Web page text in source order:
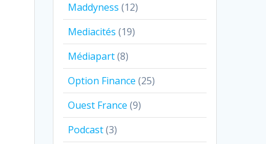
Maddyness (12)
Mediacités (19)
Médiapart(8)
Option Finance (25)
Ouest France (9)
Podcast(3)